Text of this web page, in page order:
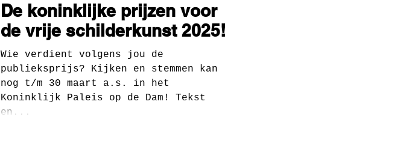
De koninklijke prijzen voor
de vrije schilderkunst 2025!
Wie verdient volgens jou de
publieksprijs? Kijken en stemmen kan
nog t/m 30 maart a.s. in het
Koninklijk Paleis op de Dam! Tekst
en...